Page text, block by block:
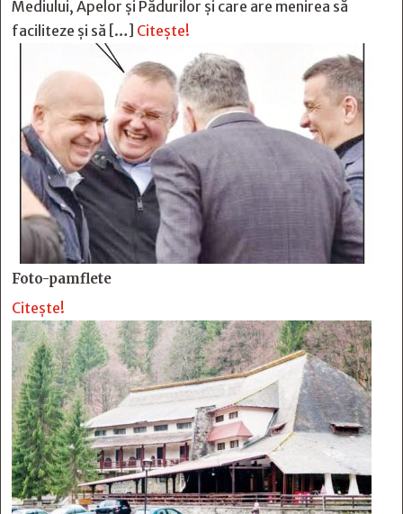
Mediului, Apelor și Pădurilor și care are menirea să
faciliteze și să […] Citește!
Foto-pamflete
Citește!